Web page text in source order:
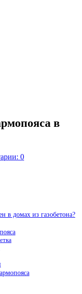
в
0
в домах из газобетона?